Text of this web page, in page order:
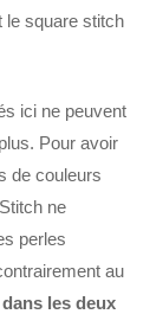
le square stitch
ici ne peuvent
Pour avoir
de couleurs
ne
perles
au
les deux